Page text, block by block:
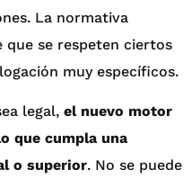
La normativa
que se respeten ciertos
muy específicos.
legal, el nuevo motor
que cumpla una
o superior. No se puede